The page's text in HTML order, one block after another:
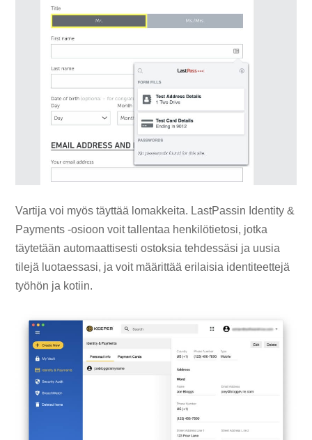
Vartija voi myös täyttää lomakkeita. LastPassin Identity &
Payments -osioon voit tallentaa henkilötietosi, jotka
täytetään automaattisesti ostoksia tehdessäsi ja uusia
tilejä luotaessasi, ja voit määrittää erilaisia ​​identiteettejä
työhön ja kotiin.